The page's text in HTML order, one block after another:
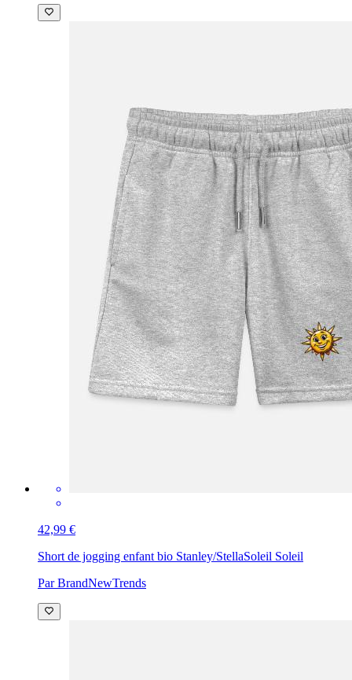
42,99 €
Short de jogging enfant bio Stanley/StellaSoleil Soleil
Par BrandNewTrends